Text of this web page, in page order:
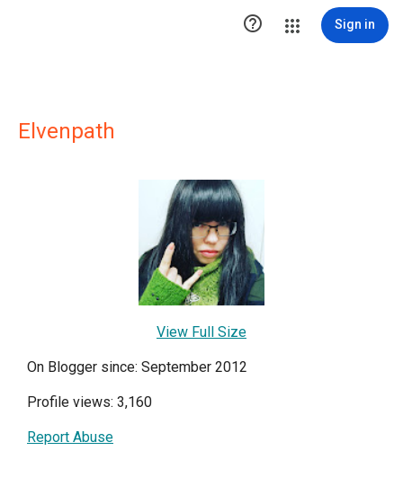
 Sign in
Elvenpath
View Full Size
On Blogger since: September 2012
Profile views: 3,160
Report Abuse